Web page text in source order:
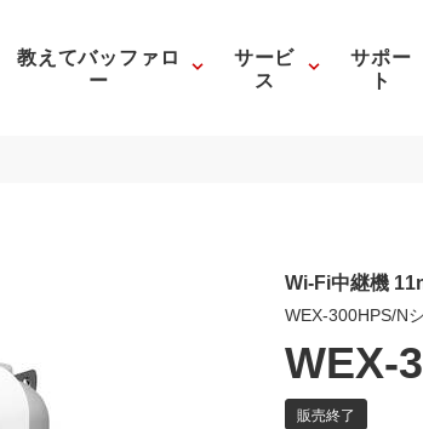
教えてバッファロ
ー
サービ
ス
サポー
ト
Wi-Fi中継機
WEX-300HPS/N
WEX-